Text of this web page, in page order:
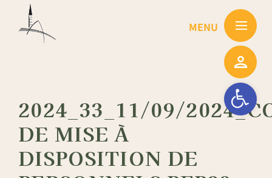
Ouvrir la
2024_33_11/09/
DE MISE À
DISPOSITION DE